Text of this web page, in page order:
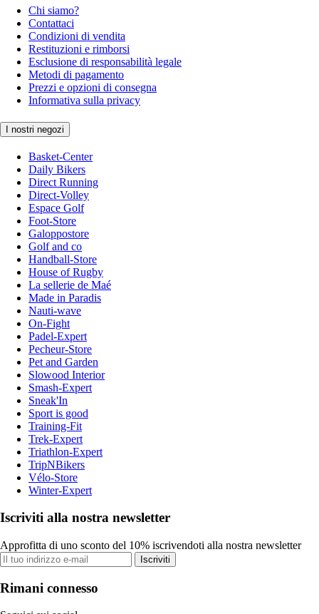
Chi siamo?
Contattaci
Condizioni di vendita
Restituzioni e rimborsi
Esclusione di responsabilità legale
Metodi di pagamento
Prezzi e opzioni di consegna
Informativa sulla privacy
I nostri negozi
Basket-Center
Daily Bikers
Direct Running
Direct-Volley
Espace Golf
Foot-Store
Galoppostore
Golf and co
Handball-Store
House of Rugby
La sellerie de Maé
Made in Paradis
Nauti-wave
On-Fight
Padel-Expert
Pecheur-Store
Pet and Garden
Slowood Interior
Smash-Expert
Sneak'In
Sport is good
Training-Fit
Trek-Expert
Triathlon-Expert
TripNBikers
Vélo-Store
Winter-Expert
Iscriviti alla nostra newsletter
Approfitta di uno sconto del 10% iscrivendoti alla nostra newsletter
Iscriviti
Rimani connesso